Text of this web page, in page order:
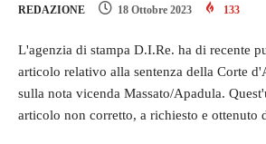
REDAZIONE 18 Ottobre 2023 133
L'agenzia di stampa D.I.Re. ha di recente
articolo relativo alla sentenza della Corte
sulla nota vicenda Massato/Apadula.
articolo non corretto, a richiesto e ottenuto